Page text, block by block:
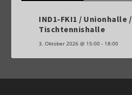
IND1-FKI1 / Unionhalle /
Tischtennishalle
3. Oktober 2026 @ 15:00 - 18:00